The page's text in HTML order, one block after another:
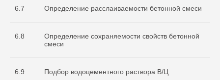
6.7 Определение расслаиваемости бетонной смеси
6.8
Определение сохраняемости свойств бетонной
смеси
6.9 Подбор водоцементного раствора В/Ц
по необходимым объемам испытаний
ОСТАВИТЬ ЗАЯВКУ